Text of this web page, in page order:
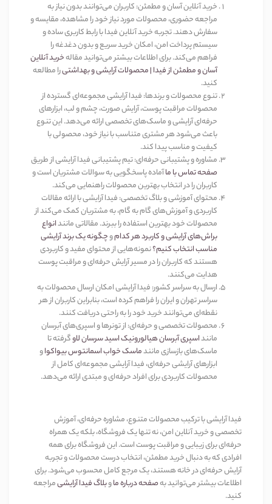
خرید آنلاین آسان و مطمئن:کاربران می‌توانند بدون نیاز به
مراجعه حضوری، محصولات مورد نیاز خود را مشاهده، مقایسه و
سفارش دهند. تجربه خرید آنلاین فیدا با رابط کاربری ساده و
سیستم پرداخت امن، امکان خرید سریع و بدون دغدغه را
فراهم می‌کند. برای اطلاعات بیشتر می‌توانید مقالهخرید آنلاین
آسان و مطمئن از فیدا | محصولات آرایشی و بهداشتیرا مطالعه
کنید.
تنوع محصولات و برندها:فیدا آرایشی مجموعه‌ای گسترده از
محصولات مراقبت پوست، آرایش صورت، چشم و لب، ابزارهای
حرفه‌ای آرایشی و ماسک‌های تخصصی ارائه می‌دهد. این تنوع
باعث می‌شود هر مشتری متناسب با نیاز خود، محصولی با
کیفیت و مناسب پیدا کند.
مشاوره و پشتیبانی حرفه‌ای:تیم پشتیبانی فیدا آرایشی از طریق
صفحه تماس با ماآماده پاسخگویی به سوالات مشتریان است و
کاربران را در انتخاب بهترین محصولات راهنمایی می‌کند.
محتوای آموزشی و بلاگ تخصصی:فیدا آرایشی با ارائه مقالات
کاربردی و آموزش‌های گام به گام، به مشتریان کمک می‌کند از
محصولات خود بهترین استفاده را ببرند. مقالاتی مانندانواع
براش‌های آرایشی و کاربرد هر کداموچگونه یک برند آرایشی
مناسب انتخاب کنیم؟نمونه‌هایی از محتوای مفید و کاربردی
هستند که کاربران را در مسیر آرایش حرفه‌ای و مراقبت پوست
هدایت می‌کنند.
ارسال به سراسر کشور:فیدا آرایشی امکان ارسال محصولات به
سراسر تهران و ایران را فراهم کرده است، بنابراین کاربران از هر
نقطه‌ای می‌توانند خرید خود را به راحتی دریافت کنند.
محصولات تخصصی و حرفه‌ای:از تونرها و اسپری‌های آبرسان
ماننداسپری آبرسان هیالورونیک اسید سرسان لاوگرفته تا
ماسک‌های بازسازی مانندماسک خواب اسمانتوس بیواکواو
ابزارهای آرایشی حرفه‌ای، فیدا آرایشی مجموعه‌ای کامل از
محصولات کاربردی برای افراد حرفه‌ای و مبتدی ارائه می‌دهد.
فیدا آرایشی با ترکیب محصولات متنوع، مشاوره حرفه‌ای، آموزش
تخصصی و خرید آنلاین امن، نه تنها یک فروشگاه، بلکه یک همراه
حرفه‌ای برای زیبایی و مراقبت پوست است. این فروشگاه برای همه
افرادی که به دنبال خرید مطمئن، انتخاب درست محصولات و تجربه
آرایش حرفه‌ای در خانه هستند، یک مرجع کامل محسوب می‌شود. برای
اطلاعات بیشتر می‌توانید بهصفحه درباره ماوبلاگ فیدا آرایشیمراجعه
کنید.